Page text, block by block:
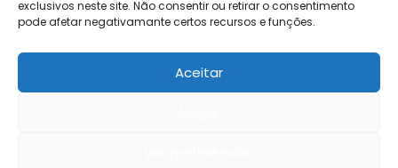
exclusivos neste site. Não consentir ou retirar o consentimento
pode afetar negativamante certos recursos e funções.
Aceitar
Universidade de Aveiro(4) verne(1)